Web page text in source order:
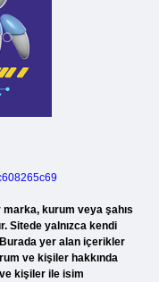
kurum veya şahıs
Sitede yalnızca kendi
Burada yer alan içerikler
ve kişiler hakkında
kişiler ile isim